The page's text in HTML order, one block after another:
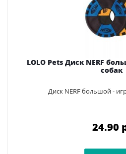
LOLO Pets Диск NERF
собак
Диск NERF большой -
24.90